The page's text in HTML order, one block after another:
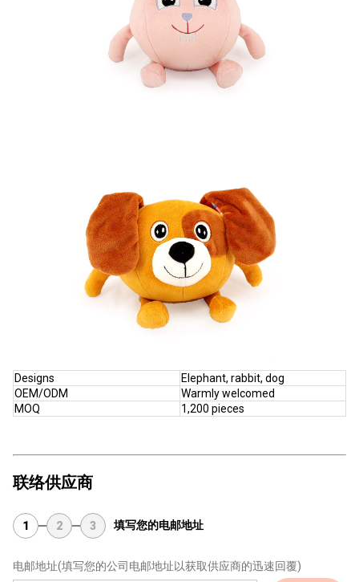
Designs
Elephant, rabbit, dog
OEM/ODM
Warmly welcomed
MOQ
1,200 pieces
联络供应商
1 2 3 填写您的电邮地址
电邮地址(填写您的公司电邮地址以获取供应商的迅速回覆)